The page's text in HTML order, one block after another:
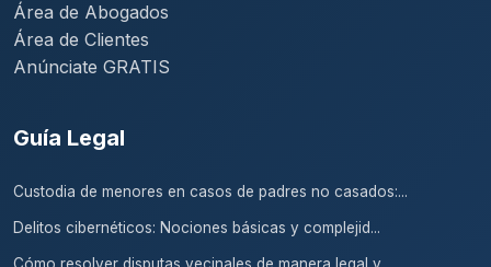
Área de Abogados
Área de Clientes
Anúnciate GRATIS
Guía Legal
Custodia de menores en casos de padres no casados:...
Delitos cibernéticos: Nociones básicas y complejid...